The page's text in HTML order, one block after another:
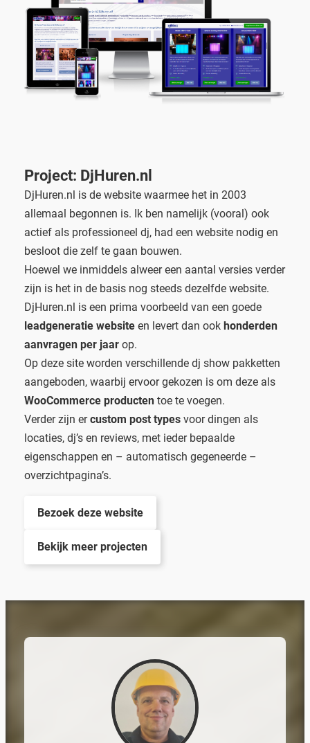
Project: DjHuren.nl
DjHuren.nl is de website waarmee het in 2003
allemaal begonnen is. Ik ben namelijk (vooral) ook
actief als professioneel dj, had een website nodig en
besloot die zelf te gaan bouwen.
Hoewel we inmiddels alweer een aantal versies verder
zijn is het in de basis nog steeds dezelfde website.
DjHuren.nl is een prima voorbeeld van een goede
leadgeneratie websiteen levert dan ook honderden
aanvragen per jaarop.
Op deze site worden verschillende dj show pakketten
aangeboden, waarbij ervoor gekozen is om deze als
WooCommerce productentoe te voegen.
Verder zijn ercustom post typesvoor dingen als
locaties, dj’s en reviews, met ieder bepaalde
eigenschappen en – automatisch gegeneerde –
overzichtpagina’s.
Bezoek deze website
Bekijk meer projecten